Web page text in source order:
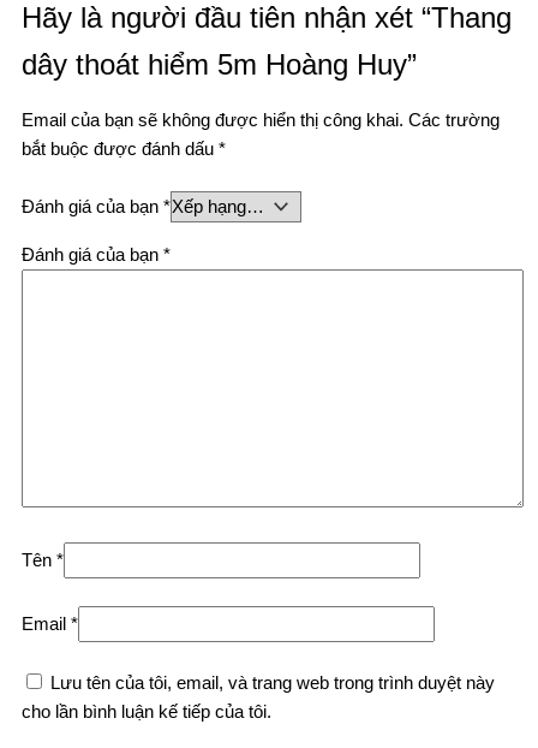
Hãy là người đầu tiên nhận xét “Thang
dây thoát hiểm 5m Hoàng Huy”
Email của bạn sẽ không được hiển thị công khai. Các trường
bắt buộc được đánh dấu *
Đánh giá của bạn *
Đánh giá của bạn *
Tên *
Email *
Lưu tên của tôi, email, và trang web trong trình duyệt này
cho lần bình luận kế tiếp của tôi.